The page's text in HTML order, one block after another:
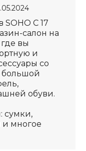
С 17
салон на
вы
и
со
большой
обуви.
сумки,
многое